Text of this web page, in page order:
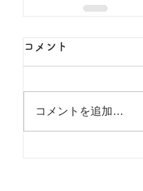
コメント
コメントを追加…